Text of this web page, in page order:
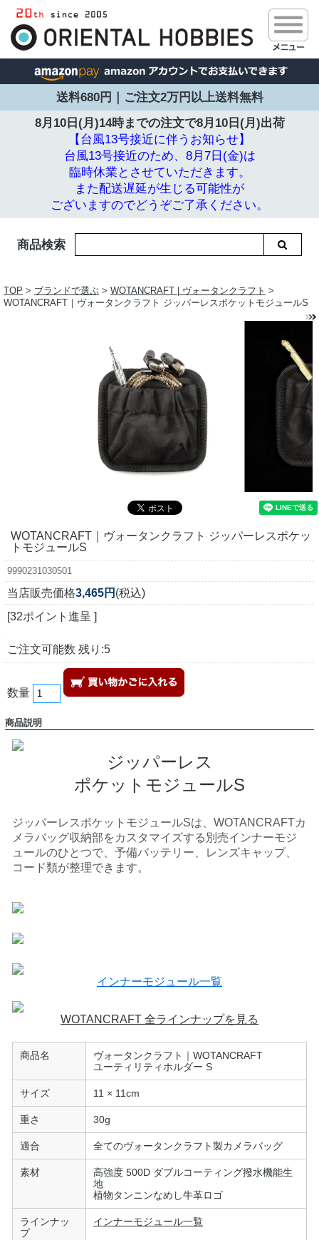
送料680円｜ご注文2万円以上送料無料
8月10日(月)14時までの注文で8月10日(月)出荷
【台風13号接近に伴うお知らせ】
台風13号接近のため、8月7日(金)は
臨時休業とさせていただきます。
また配送遅延が生じる可能性が
ございますのでどうぞご了承ください。
商品検索
TOP > ブランドで選ぶ > WOTANCRAFT | ヴォータンクラフト >
WOTANCRAFT｜ヴォータンクラフト ジッパーレスポケットモジュールS
WOTANCRAFT｜ヴォータンクラフト ジッパーレスポケッ
トモジュールS
9990231030501
当店販売価格3,465円 (税込)
[32ポイント進呈 ]
ご注文可能数 残り:5
数量
商品説明
ジッパーレス
ポケットモジュールS
ジッパーレスポケットモジュールSは、WOTANCRAFTカ
メラバッグ収納部をカスタマイズする別売インナーモジ
ュールのひとつで、予備バッテリー、レンズキャップ、
コード類が整理できます。
インナーモジュール一覧
WOTANCRAFT 全ラインナップを見る
商品名
ヴォータンクラフト｜WOTANCRAFT
ユーティリティホルダー S
サイズ 11 × 11cm
重さ 30g
適合 全てのヴォータンクラフト製カメラバッグ
素材
高強度 500D ダブルコーティング撥水機能生
地
植物タンニンなめし牛革ロゴ
ラインナッ
プ
インナーモジュール一覧